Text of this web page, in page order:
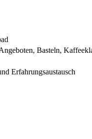
Basteln,
Erfahrungsaustausch